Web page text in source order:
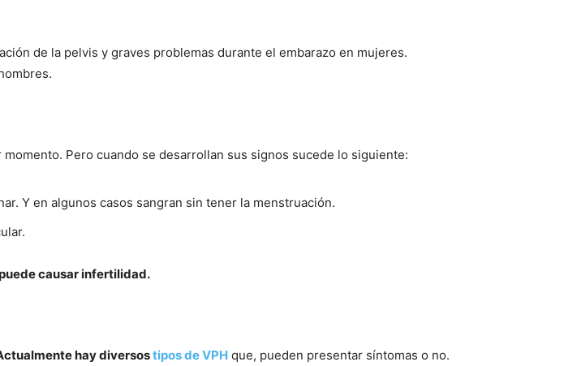
de la pelvis y graves problemas durante el embarazo en mujeres.
Pero cuando se desarrollan sus signos sucede lo siguiente:
Y en algunos casos sangran sin tener la menstruación.
causar infertilidad.
hay diversostipos de VPH que, pueden presentar síntomas o no.